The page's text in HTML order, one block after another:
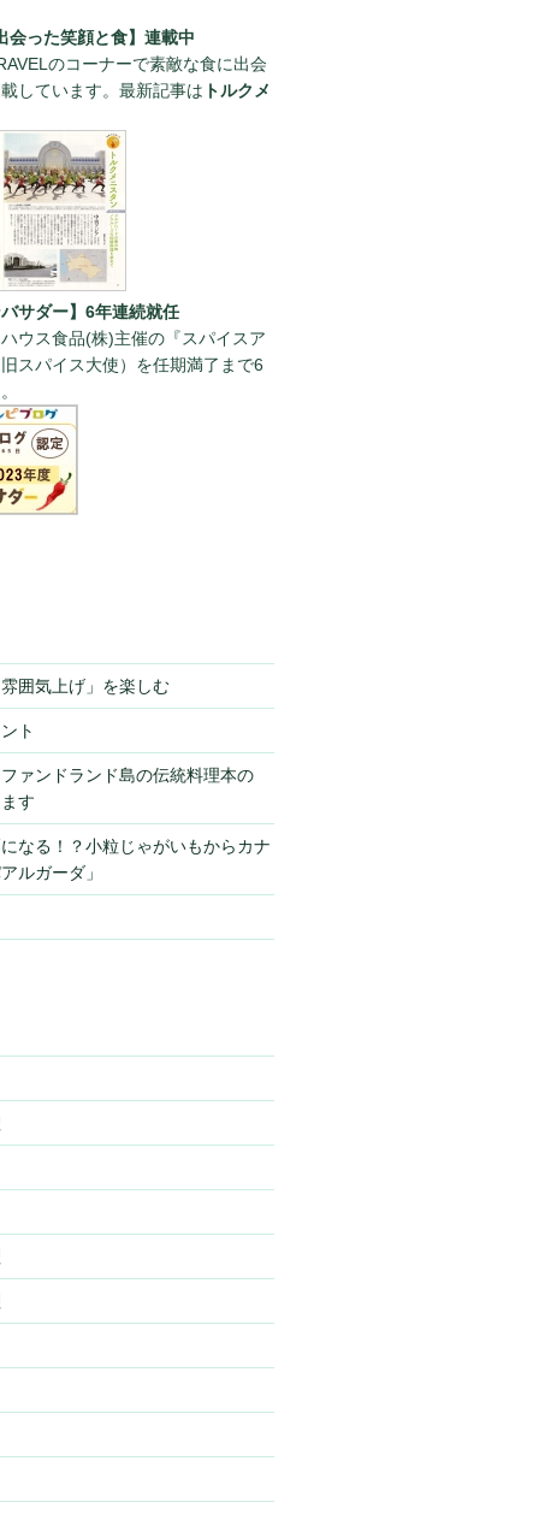
会った笑顔と食】連載中
のコーナーで素敵な食に出会
しています。最新記事は トルクメ
バサダー】6年連続就任
ウス食品(株)主催の『スパイスア
スパイス大使）を任期満了まで6
囲気上げ」を楽しむ
ト
ァンドランド島の伝統料理本の
す
なる！？小粒じゃがいもからカナ
ルガーダ」